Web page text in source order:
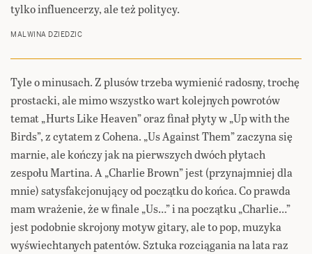
tylko influencerzy, ale też politycy.
MALWINA DZIEDZIC
Tyle o minusach. Z plusów trzeba wymienić radosny, trochę
prostacki, ale mimo wszystko wart kolejnych powrotów
temat „Hurts Like Heaven” oraz finał płyty w „Up with the
Birds”, z cytatem z Cohena. „Us Against Them” zaczyna się
marnie, ale kończy jak na pierwszych dwóch płytach
zespołu Martina. A „Charlie Brown” jest (przynajmniej dla
mnie) satysfakcjonujący od początku do końca. Co prawda
mam wrażenie, że w finale „Us…” i na początku „Charlie…”
jest podobnie skrojony motyw gitary, ale to pop, muzyka
wyświechtanych patentów. Sztuka rozciągania na lata raz